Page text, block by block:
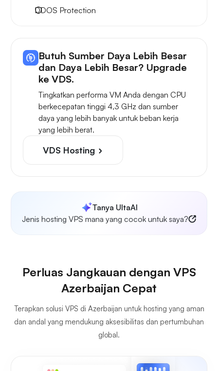
DDOS Protection
Butuh Sumber Daya Lebih Besar
dan Daya Lebih Besar? Upgrade
ke VDS.
Tingkatkan performa VM Anda dengan CPU
berkecepatan tinggi 4,3 GHz dan sumber
daya yang lebih banyak untuk beban kerja
yang lebih berat.
VDS Hosting
Tanya UltaAI
Jenis hosting VPS mana yang cocok untuk saya?
Perluas Jangkauan dengan VPS
Azerbaijan Cepat
Terapkan solusi VPS di Azerbaijan untuk hosting yang aman
dan andal yang mendukung aksesibilitas dan pertumbuhan
global.